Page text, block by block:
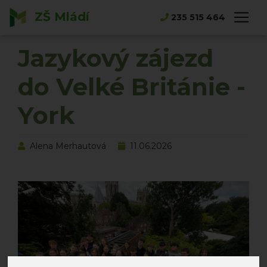
ZŠ Mládí 235 515 464
Hlavní strana
Novinky
Jazykový zájezd
do Velké Británie -
York
Alena Merhautová 11.06.2026